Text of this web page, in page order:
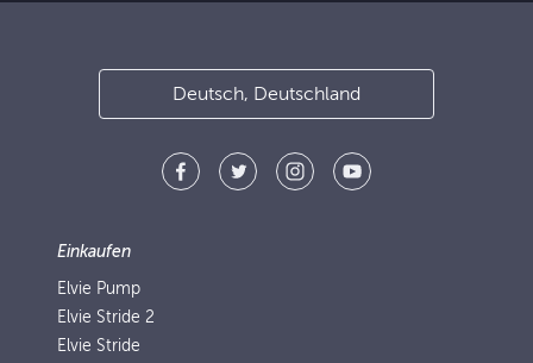
Deutsch, Deutschland
Einkaufen
Elvie Pump
Elvie Stride 2
Elvie Stride